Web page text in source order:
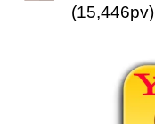
(15,446pv)